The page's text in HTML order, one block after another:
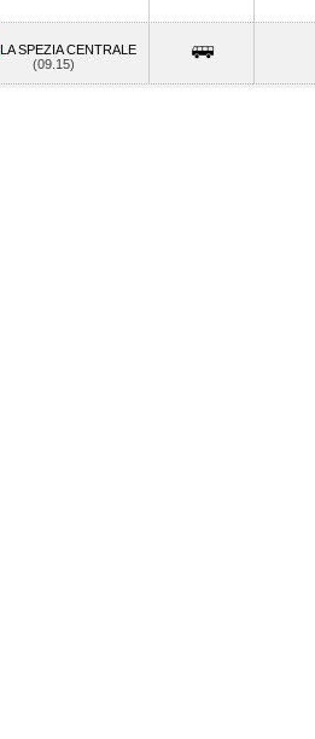
LA SPEZIA CENTRALE
(09.15)